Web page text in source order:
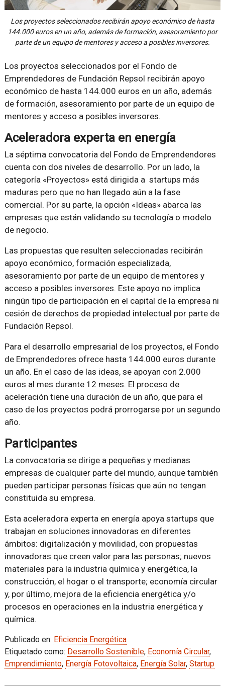
Los proyectos seleccionados recibirán apoyo económico de hasta
144.000 euros en un año, además de formación, asesoramiento por
parte de un equipo de mentores y acceso a posibles inversores.
Los proyectos seleccionados por el Fondo de
Emprendedores de Fundación Repsol recibirán apoyo
económico de hasta 144.000 euros en un año, además
de formación, asesoramiento por parte de un equipo de
mentores y acceso a posibles inversores.
Aceleradora experta en energía
La séptima convocatoria del Fondo de Emprendendores
cuenta con dos niveles de desarrollo. Por un lado, la
categoría «Proyectos» está dirigida a startups más
maduras pero que no han llegado aún a la fase
comercial. Por su parte, la opción «Ideas» abarca las
empresas que están validando su tecnología o modelo
de negocio.
Las propuestas que resulten seleccionadas recibirán
apoyo económico, formación especializada,
asesoramiento por parte de un equipo de mentores y
acceso a posibles inversores. Este apoyo no implica
ningún tipo de participación en el capital de la empresa ni
cesión de derechos de propiedad intelectual por parte de
Fundación Repsol.
Para el desarrollo empresarial de los proyectos, el Fondo
de Emprendedores ofrece hasta 144.000 euros durante
un año. En el caso de las ideas, se apoyan con 2.000
euros al mes durante 12 meses. El proceso de
aceleración tiene una duración de un año, que para el
caso de los proyectos podrá prorrogarse por un segundo
año.
Participantes
La convocatoria se dirige a pequeñas y medianas
empresas de cualquier parte del mundo, aunque también
pueden participar personas físicas que aún no tengan
constituida su empresa.
Esta aceleradora experta en energía apoya startups que
trabajan en soluciones innovadoras en diferentes
ámbitos: digitalización y movilidad, con propuestas
innovadoras que creen valor para las personas; nuevos
materiales para la industria química y energética, la
construcción, el hogar o el transporte; economía circular
y, por último, mejora de la eficiencia energética y/o
procesos en operaciones en la industria energética y
química.
Publicado en: Eficiencia Energética
Etiquetado como: Desarrollo Sostenible, Economía Circular,
Emprendimiento, Energía Fotovoltaica, Energía Solar, Startup